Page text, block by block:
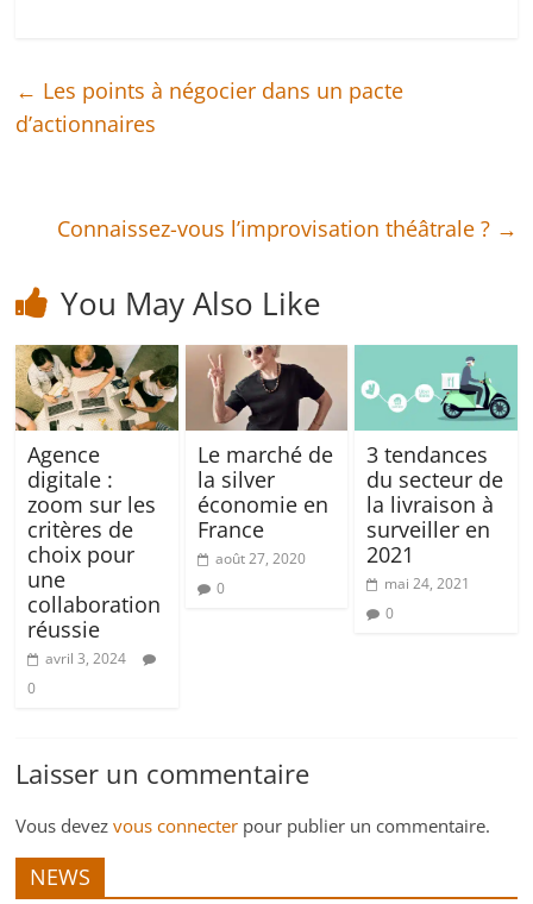
← Les points à négocier dans un pacte
d’actionnaires
Connaissez-vous l’improvisation théâtrale ? →
You May Also Like
Agence
digitale :
zoom sur les
critères de
choix pour
une
collaboration
réussie
avril 3, 2024
0
Le marché de
la silver
économie en
France
août 27, 2020
0
3 tendances
du secteur de
la livraison à
surveiller en
2021
mai 24, 2021
0
Laisser un commentaire
Vous devezvous connecter pour publier un commentaire.
NEWS